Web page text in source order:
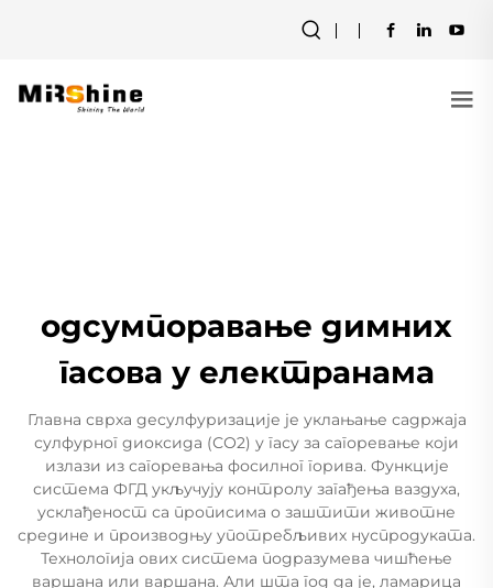
одсумпоравање димних
гасова у електранама
Главна сврха десулфуризације је уклањање садржаја
сулфурног диоксида (СО2) у гасу за сагоревање који
излази из сагоревања фосилног горива. Функције
система ФГД укључују контролу загађења ваздуха,
усклађеност са прописима о заштити животне
средине и производњу употребљивих нуспродуката.
Технологија ових система подразумева чишћење
варшана или варшана. Али шта год да је, ламарица